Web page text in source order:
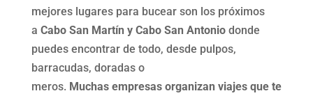
mejores lugares para bucear son los próximos
a Cabo San Martín y Cabo San Antoniodonde
puedes encontrar de todo, desde pulpos,
barracudas, doradas o
meros. Muchas empresas organizan viajes que te